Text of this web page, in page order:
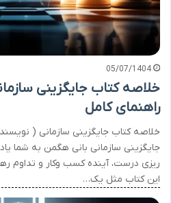
05/07/1404
خلاصه کتاب جایگزینی
راهنمای کامل
خلاصه کتاب جایگزینی سازمانی (
جایگزینی سازمانی بانی هگمن به شما
ریزی درست، آینده کسب وکار و تداوم
این کتاب مثل یک…